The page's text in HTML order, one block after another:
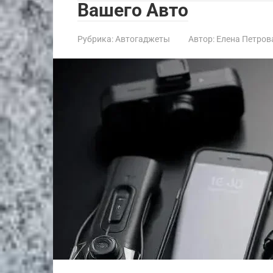
Вашего Авто
Рубрика: Автогаджеты Автор: Елена